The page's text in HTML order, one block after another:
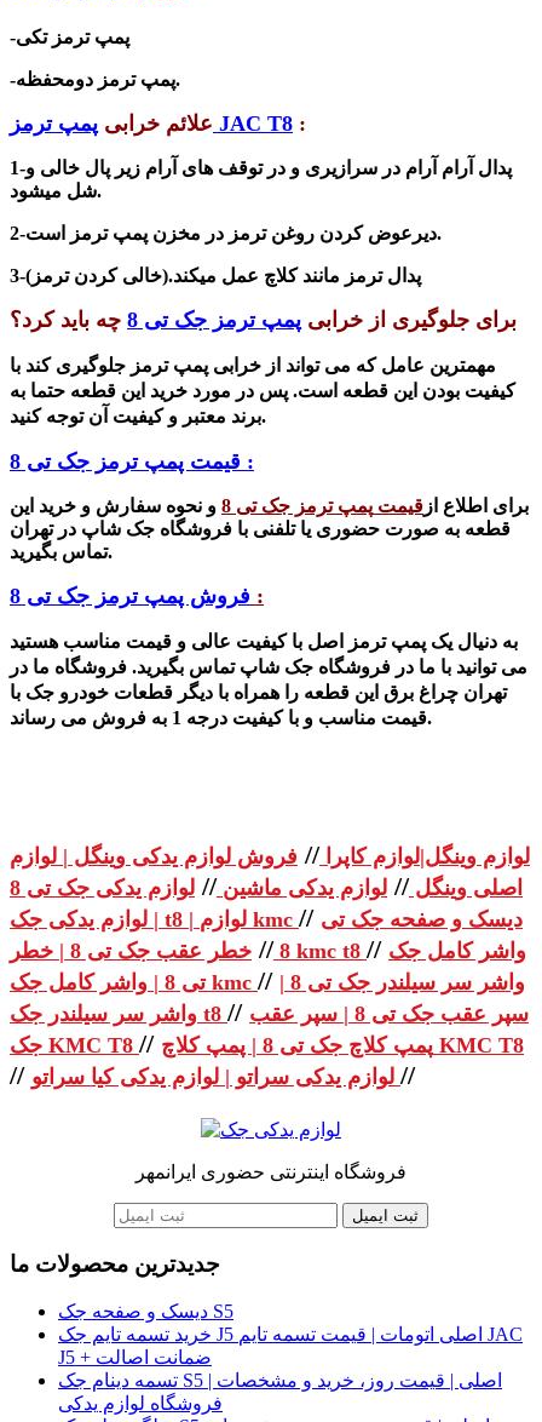
-پمپ ترمز تکی
-پمپ ترمز دومحفظه.
علائم خرابی پمپ ترمز JAC T8 :
1-پدال آرام آرام در سرازیری و در توقف های آرام زیر پال خالی و
شل میشود.
2-دیرعوض کردن روغن ترمز در مخزن پمپ ترمز است.
3-پدال ترمز مانند کلاچ عمل میکند.(خالی کردن ترمز)
برای جلوگیری از خرابی پمپ ترمز جک تی 8 چه باید کرد؟
مهمترین عامل که می تواند از خرابی پمپ ترمز جلوگیری کند با
کیفیت بودن این قطعه است. پس در مورد خرید این قطعه حتما به
برند معتبر و کیفیت آن توجه کنید.
قیمت پمپ ترمز جک تی 8 :
برای اطلاع از قیمت پمپ ترمز جک تی 8
و نحوه سفارش و خرید این
قطعه به صورت حضوری یا تلفنی با فروشگاه جک شاپ در تهران
تماس بگیرید.
فروش پمپ ترمز جک تی 8 :
به دنیال یک پمپ ترمز اصل با کیفیت عالی و قیمت مناسب هستید
می توانید با ما در فروشگاه جک شاپ تماس بگیرید. فروشگاه ما در
تهران چراغ برق این قطعه را همراه با دیگر قطعات خودرو جک با
قیمت مناسب و با کیفیت درجه 1 به فروش می رساند.
لوازم وینگل|لوازم کاپرا// فروش لوازم یدکی وینگل | لوازم
اصلی وینگل// لوازم یدکی ماشین//
لوازم یدکی جک تی 8
| لوازم یدکی جک t8 | لوازم kmc // دیسک و صفحه جک تی
8
// خطر عقب جک تی 8 | خطر kmc t8 // واشر کامل جک
تی 8 | واشر کامل جک kmc // واشر سر سیلندر جک تی 8 |
واشر سر سیلندر جک t8 // سپر عقب جک تی 8 | سپر عقب
جک KMC T8 // پمپ کلاچ جک تی 8 | پمپ کلاچ KMC T8
// //
فروشگاه اینترنتی حضوری ایرانمهر
ثبت ایمیل
جدیدترین محصولات ما
دیسک و صفحه جک S5
خرید تسمه تایم جک J5 اصلی اتومات | قیمت تسمه تایم JAC
J5 + ضمانت اصالت
تسمه دینام جک S5 اصلی | قیمت روز، خرید و مشخصات |
فروشگاه لوازم یدکی